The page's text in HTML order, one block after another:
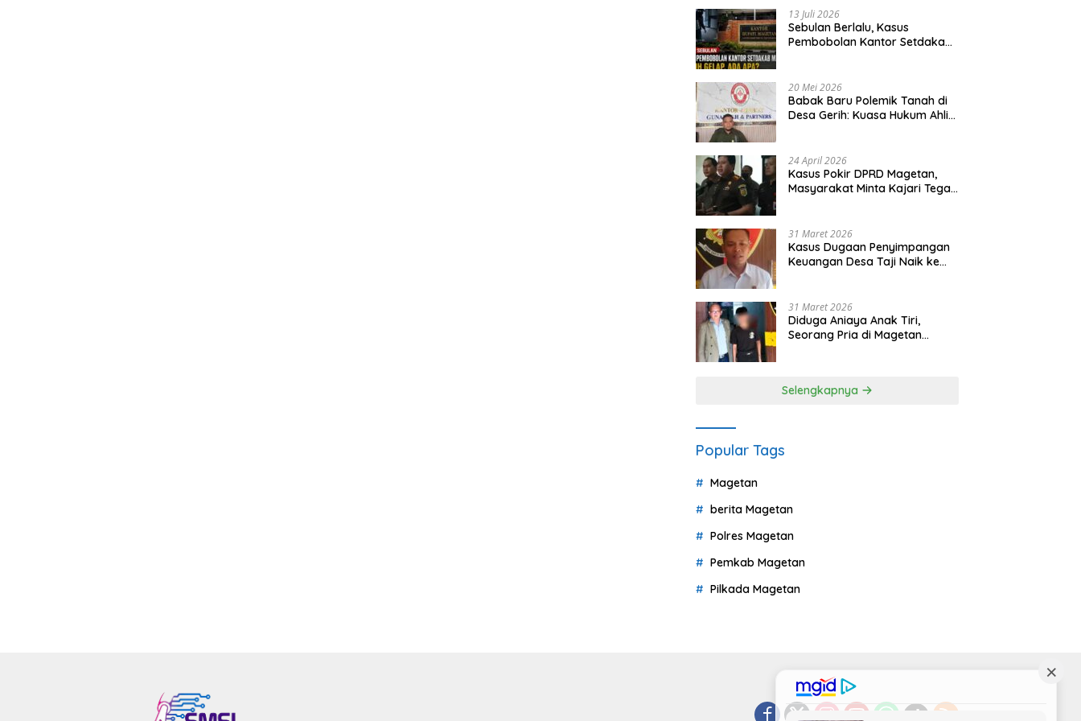
13 Juli 2026
Sebulan Berlalu, Kasus
Pembobolan Kantor Setdakab
20 Mei 2026
Babak Baru Polemik Tanah di
Desa Gerih: Kuasa Hukum Ahli
24 April 2026
Kasus Pokir DPRD Magetan,
Masyarakat Minta Kajari Tegak
31 Maret 2026
Kasus Dugaan Penyimpangan
Keuangan Desa Taji Naik ke
31 Maret 2026
Diduga Aniaya Anak Tiri,
Seorang Pria di Magetan
Selengkapnya
Popular Tags
Magetan
berita Magetan
Polres Magetan
Pemkab Magetan
Pilkada Magetan